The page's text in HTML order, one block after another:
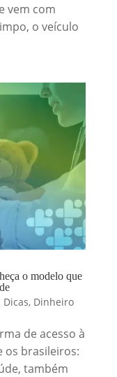
vem com
o veículo
o modelo que
Dicas, Dinheiro
de acesso à
os brasileiros:
também